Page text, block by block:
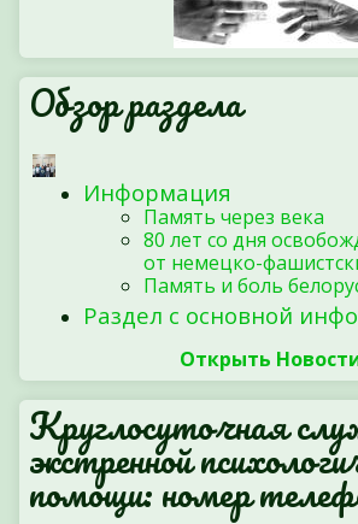
Обзор раздела
Информация
Память через века
80 лет со дня
от немецко-
Память и боль
Раздел с основной
Открыть
Круглосуточная
экстренной
помощи: номер